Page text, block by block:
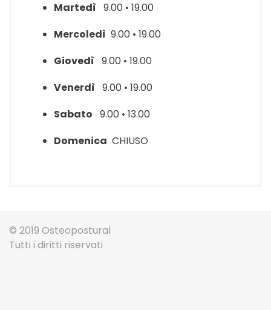
Martedì 9.00 • 19.00
Mercoledì 9.00 • 19.00
Giovedì 9.00 • 19.00
Venerdì 9.00 • 19.00
Sabato 9.00 • 13.00
Domenica CHIUSO
© 2019 Osteopostural
Tutti i diritti riservati